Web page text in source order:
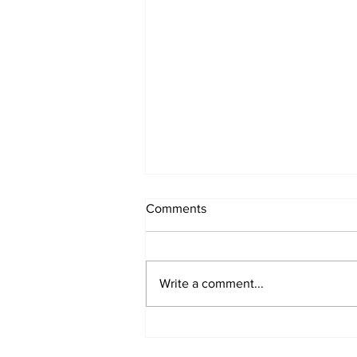
Samen zijn en doen
Comments
Write a comment...